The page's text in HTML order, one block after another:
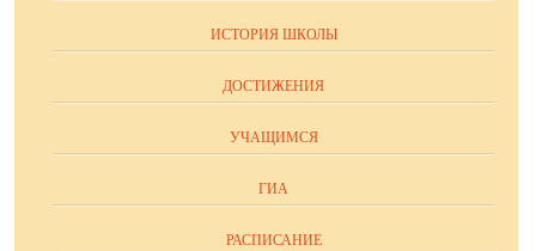
ИСТОРИЯ ШКОЛЫ
ДОСТИЖЕНИЯ
УЧАЩИМСЯ
ГИА
РАСПИСАНИЕ